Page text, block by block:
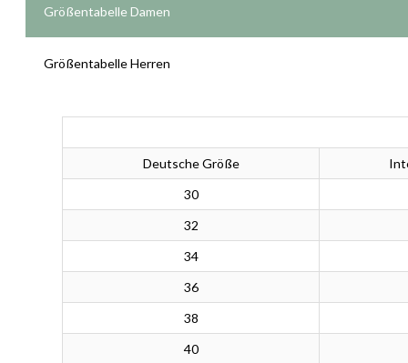
Größentabelle Damen
Größentabelle Herren
Deutsche Größe
30
32
34
36
38
40